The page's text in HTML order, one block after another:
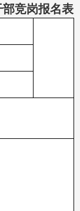
竞岗报名表